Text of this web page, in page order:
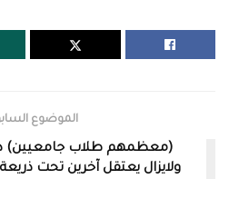
الموضوع
(معظمهم طلاب جامعيين)
ولايزال يعتقل آخرين تحت